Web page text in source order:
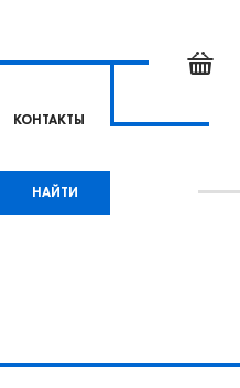
КОНТАКТЫ